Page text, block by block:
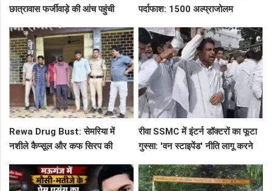
छात्रावास फर्जीवाड़े की आंच पहुंची
एक्शन लेटर
पर्दाफाश: 1500 अल्प्राजोलम
सप्लाई चेन
Rewa Drug Bust: सेमरिया में
नशीले कैप्सूल और कफ सिरप की
के पीछे
रीवा SSMC में इंटर्न डॉक्टरों का फूटा
गुस्सा: 'वन स्टाइपेंड' नीति लागू करने
छात्र